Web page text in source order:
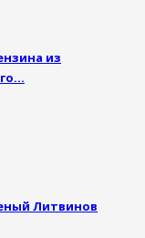
из
Литвинов